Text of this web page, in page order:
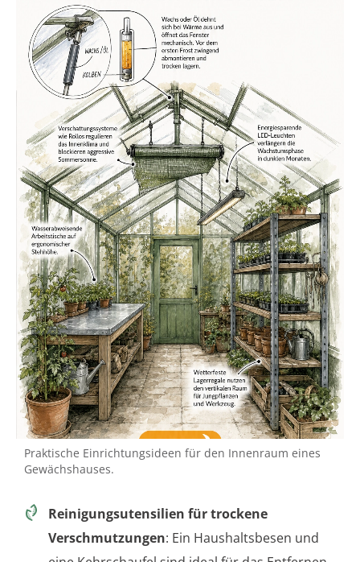
Praktische Einrichtungsideen für den Innenraum eines
Gewächshauses.
Reinigungsutensilien für trockene
Verschmutzungen: Ein Haushaltsbesen und